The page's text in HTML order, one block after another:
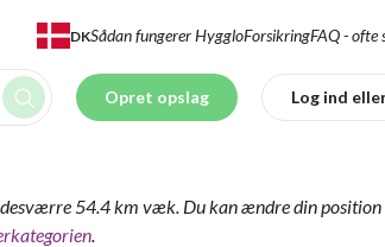
DKSådan fungerer HyggloForsikringFAQ - ofte
Opret opslag Log ind
54.4 km væk. Du kan ændre din position
.